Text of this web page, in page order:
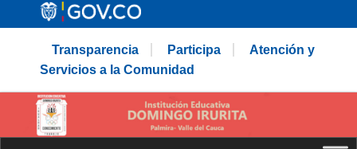
Transparencia Participa
Atención y
Servicios a la Comunidad